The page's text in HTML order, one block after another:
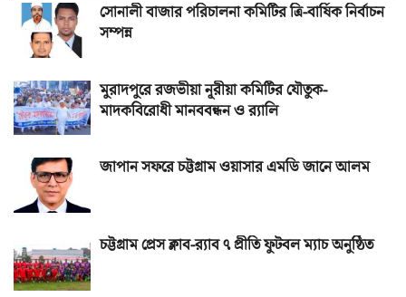
সোনালী বাজার পরিচালনা কমিটির ত্রি-বার্ষিক নির্বাচন
সম্পন্ন
মুরাদপুরে রজভীয়া নূরীয়া কমিটির যৌতুক-
মাদকবিরোধী মানববন্ধন ও র‌্যালি
জাপান সফরে চট্টগ্রাম ওয়াসার এমডি জানে আলম
চট্টগ্রাম প্রেস ক্লাব-র‌্যাব ৭ প্রীতি ফুটবল ম্যাচ অনুষ্ঠিত